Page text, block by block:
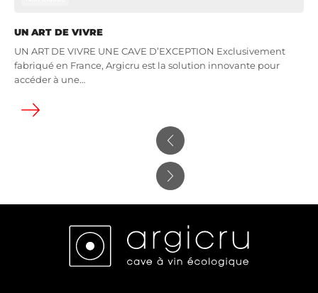
UN ART DE VIVRE
UN ART DE VIVRE UNE CAVE D’EXCEPTION Exclusivement
fabriqué en France, Argicru est la solution innovante pour
accéder à une…